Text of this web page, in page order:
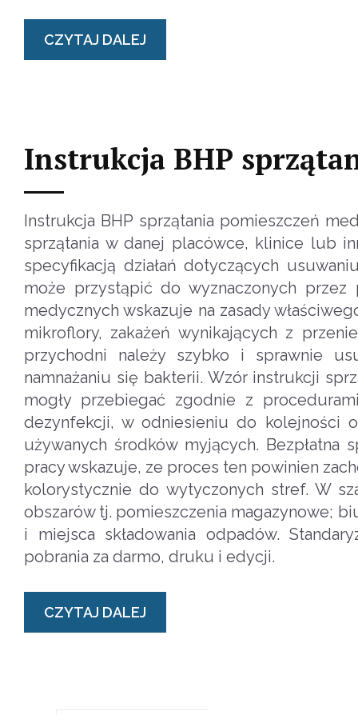
CZYTAJ DALEJ
Instrukcja BHP
Instrukcja BHP sprzątania pomieszczeń
sprzątania w danej placówce, klinice lub
specyfikacją działań dotyczących
może przystąpić do wyznaczonych przez
medycznych wskazuje na zasady
mikroflory, zakażeń wynikających z
przychodni należy szybko i sprawnie
namnażaniu się bakterii. Wzór instrukcji
mogły przebiegać zgodnie z
dezynfekcji, w odniesieniu do kolejności
używanych środków myjących.
pracy wskazuje, ze proces ten powinien
kolorystycznie do wytyczonych stref. W
obszarów tj. pomieszczenia magazynowe;
i miejsca składowania odpadów.
pobrania za darmo, druku i edycji.
CZYTAJ DALEJ